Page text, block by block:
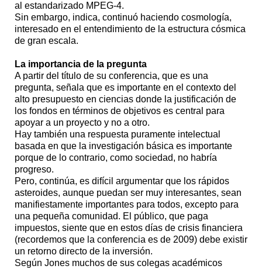
al estandarizado MPEG-4.
Sin embargo, indica, continuó haciendo cosmología,
interesado en el entendimiento de la estructura cósmica
de gran escala.
La importancia de la pregunta
A partir del título de su conferencia, que es una
pregunta, señala que es importante en el contexto del
alto presupuesto en ciencias donde la justificación de
los fondos en términos de objetivos es central para
apoyar a un proyecto y no a otro.
Hay también una respuesta puramente intelectual
basada en que la investigación básica es importante
porque de lo contrario, como sociedad, no habría
progreso.
Pero, continúa, es difícil argumentar que los rápidos
asteroides, aunque puedan ser muy interesantes, sean
manifiestamente importantes para todos, excepto para
una pequeña comunidad. El público, que paga
impuestos, siente que en estos días de crisis financiera
(recordemos que la conferencia es de 2009) debe existir
un retorno directo de la inversión.
Según Jones muchos de sus colegas académicos